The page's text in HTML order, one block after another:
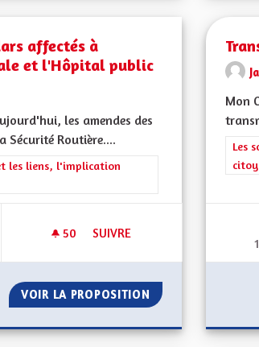
affectés à
et l'Hôpital public
les amendes des
Sécurité Routière....
: Les solidarités, les soins et les liens,
les liens, l'implication
50 50 ABONNÉS
SUIVRE
LES REVENUS DES RADARS
VOIR LA PROPOSITION LES REVENUS
Mon
Les